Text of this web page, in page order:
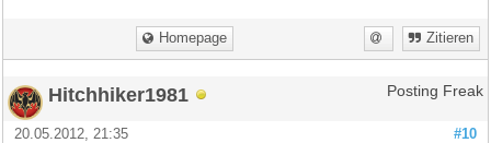
Homepage Zitieren
Hitchhiker1981 Posting Freak
#10
20.05.2012, 21:35